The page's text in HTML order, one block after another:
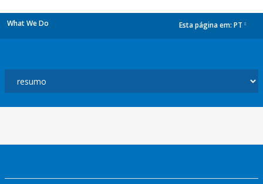
What We Do Esta página em: PT